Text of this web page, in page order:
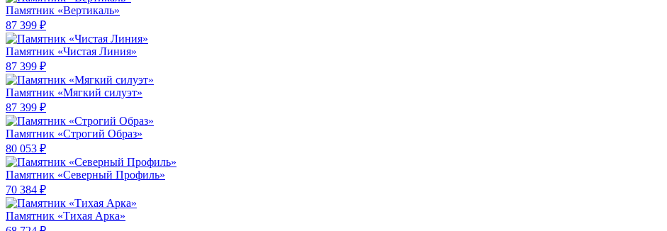
Памятник «Вертикаль»
87 399 ₽
Памятник «Чистая Линия»
87 399 ₽
Памятник «Мягкий силуэт»
87 399 ₽
Памятник «Строгий Образ»
80 053 ₽
Памятник «Северный Профиль»
70 384 ₽
Памятник «Тихая Арка»